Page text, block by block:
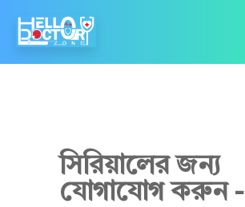
ডা
সিরিয়ালের জন্য
যোগাযোগ করুন -